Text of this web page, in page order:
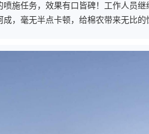
施任务，效果有口皆碑！工作人员
，毫无半点卡顿，给棉农带来无比的